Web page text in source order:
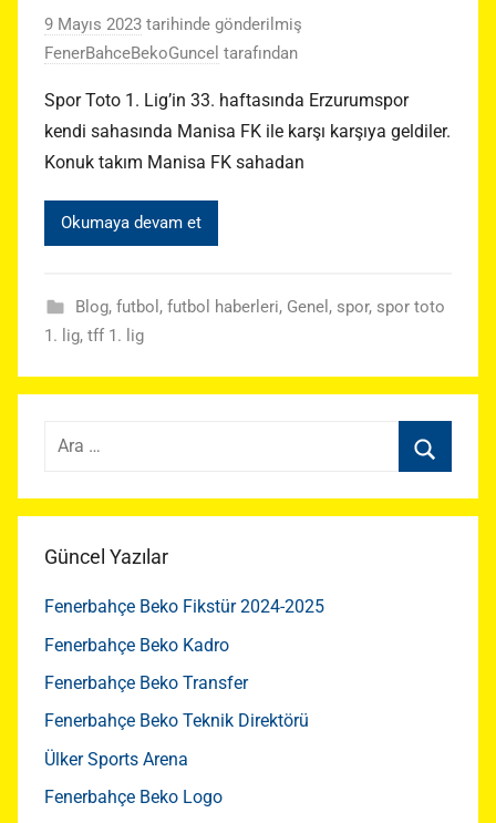
9 Mayıs 2023 tarihinde gönderilmiş
FenerBahceBekoGuncel tarafından
Spor Toto 1. Lig’in 33. haftasında Erzurumspor
kendi sahasında Manisa FK ile karşı karşıya geldiler.
Konuk takım Manisa FK sahadan
Okumaya devam et
Blog, futbol , futbol haberleri, Genel , spor, spor toto
1. lig, tff 1. lig
Arama:
Güncel Yazılar
Fenerbahçe Beko Fikstür 2024-2025
Fenerbahçe Beko Kadro
Fenerbahçe Beko Transfer
Fenerbahçe Beko Teknik Direktörü
Ülker Sports Arena
Fenerbahçe Beko Logo